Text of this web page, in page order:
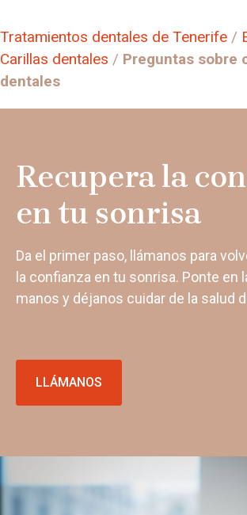
Tratamientos dentales de Tenerife /
Carillas dentales / Preguntas sobre
dentales
Recupera la
en tu sonrisa
Da el primer paso, llámanos para
la confianza en tu sonrisa. Ponte en
manos y déjanos cuidar de la salud
LLÁMANOS